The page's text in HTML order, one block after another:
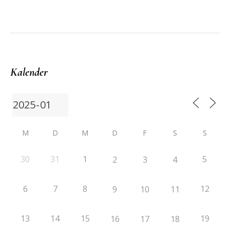
Kalender
M D M D F S S
30 31 1 2 3 4 5
6 7 8 9 10 11 12
13 14 15 16 17 18 19